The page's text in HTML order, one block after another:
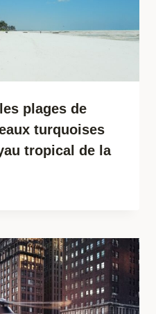
plages de
turquoises
tropical de la